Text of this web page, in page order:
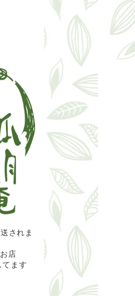
されま
店
てます